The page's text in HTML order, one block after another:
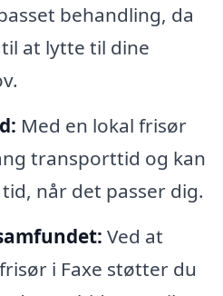
behandling, da
at lytte til dine
Med en lokal frisør
transporttid og kan
når det passer dig.
Ved at
i Faxe støtter du